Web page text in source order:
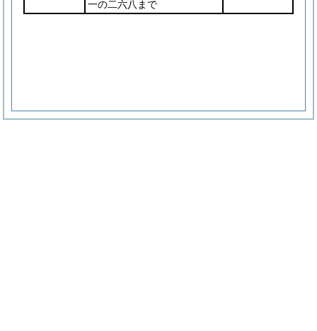
一の二六八まで